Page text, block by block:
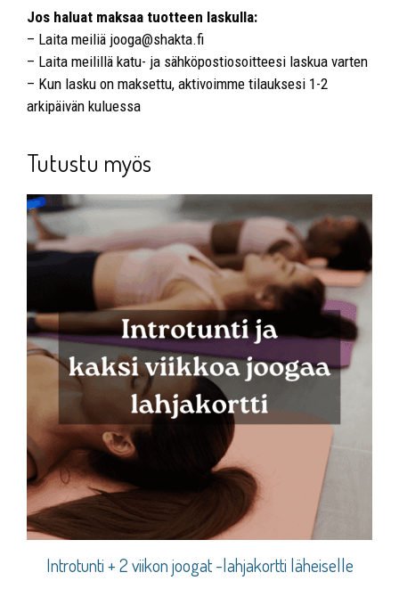
Jos haluat maksaa tuotteen laskulla:
– Laita meiliä jooga@shakta.fi
– Laita meilillä katu- ja sähköpostiosoitteesi laskua varten
– Kun lasku on maksettu, aktivoimme tilauksesi 1-2
arkipäivän kuluessa
Tutustu myös
Introtunti + 2 viikon joogat -lahjakortti läheiselle